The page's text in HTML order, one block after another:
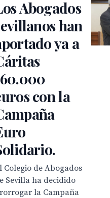
Abogados
han
ya a
con la
Colegio de Abogados
Sevilla ha decidido
la Campaña